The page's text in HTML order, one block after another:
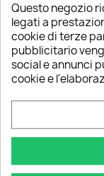
Materiale
Contenuto
Confezione
Garanzia
Filtro
Questo negozio
legati a
cookie di terze
pubblicitario
social e annunci
cookie e
Inserisci la
5% DI
Nome